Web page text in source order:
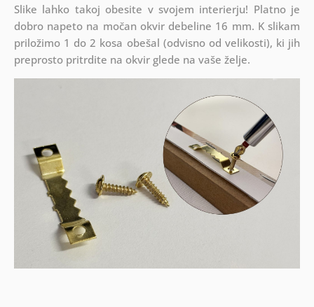
Slike lahko takoj obesite v svojem interierju! Platno je
dobro napeto na močan okvir debeline 16 mm. K slikam
priložimo 1 do 2 kosa obešal (odvisno od velikosti), ki jih
preprosto pritrdite na okvir glede na vaše želje.